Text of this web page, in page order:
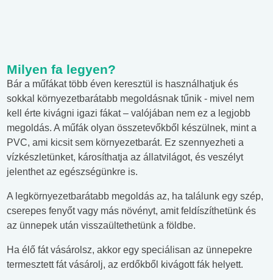
Milyen fa legyen?
Bár a műfákat több éven keresztül is használhatjuk és
sokkal környezetbarátabb megoldásnak tűnik - mivel nem
kell érte kivágni igazi fákat – valójában nem ez a legjobb
megoldás. A műfák olyan összetevőkből készülnek, mint a
PVC, ami kicsit sem környezetbarát. Ez szennyezheti a
vízkészletünket, károsíthatja az állatvilágot, és veszélyt
jelenthet az egészségünkre is.
A legkörnyezetbarátabb megoldás az, ha találunk egy szép,
cserepes fenyőt vagy más növényt, amit feldíszíthetünk és
az ünnepek után visszaültethetünk a földbe.
Ha élő fát vásárolsz, akkor egy speciálisan az ünnepekre
termesztett fát vásárolj, az erdőkből kivágott fák helyett.